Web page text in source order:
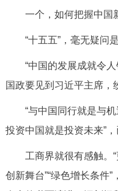
一个，如何把握中国
“十五五”，毫无疑问
“中国的发展成就令
国政要见到习近平主席，
“与中国同行就是与
投资中国就是投资未来”
工商界就很有感触。
创新舞台”“绿色增长条件